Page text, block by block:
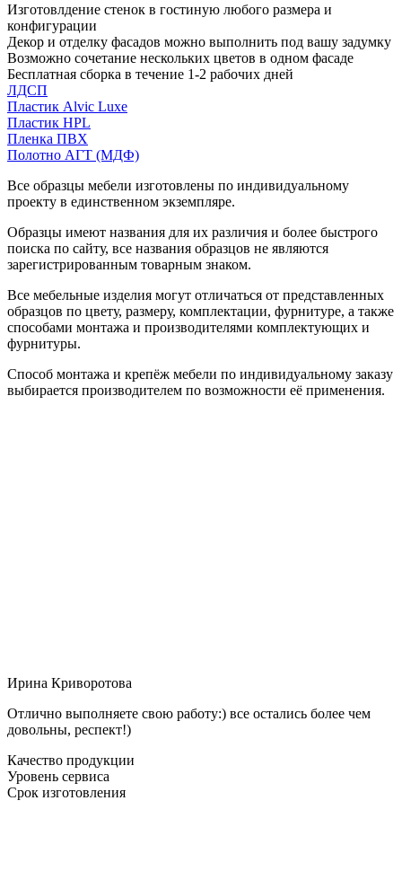
Изготовлдение стенок в гостиную любого размера и
конфигурации
Декор и отделку фасадов можно выполнить под вашу задумку
Возможно сочетание нескольких цветов в одном фасаде
Бесплатная сборка в течение 1-2 рабочих дней
ЛДСП
Пластик Alvic Luxe
Пластик HPL
Пленка ПВХ
Полотно АГТ (МДФ)
Все образцы мебели изготовлены по индивидуальному
проекту в единственном экземпляре.
Образцы имеют названия для их различия и более быстрого
поиска по сайту, все названия образцов не являются
зарегистрированным товарным знаком.
Все мебельные изделия могут отличаться от представленных
образцов по цвету, размеру, комплектации, фурнитуре, а также
способами монтажа и производителями комплектующих и
фурнитуры.
Способ монтажа и крепёж мебели по индивидуальному заказу
выбирается производителем по возможности её применения.
Ирина Криворотова
Отлично выполняете свою работу:) все остались более чем
довольны, респект!)
Качество продукции
Уровень сервиса
Срок изготовления